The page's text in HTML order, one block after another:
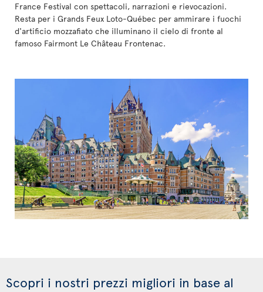
France Festival con spettacoli, narrazioni e rievocazioni.
Resta per i Grands Feux Loto-Québec per ammirare i fuochi
d'artificio mozzafiato che illuminano il cielo di fronte al
famoso Fairmont Le Château Frontenac.
Scopri i nostri prezzi migliori in base al